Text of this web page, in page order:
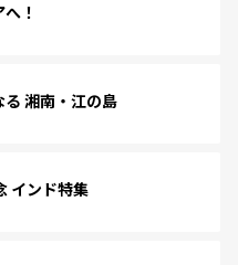
！
湘南・江の島
インド特集